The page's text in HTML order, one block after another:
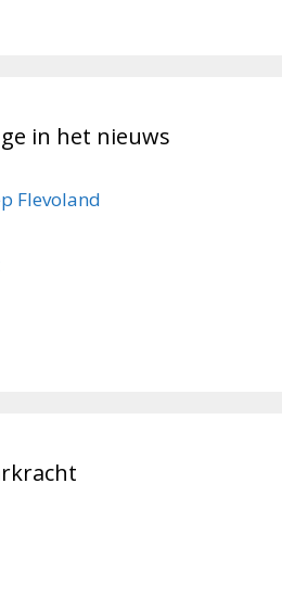
in het nieuws
Flevoland